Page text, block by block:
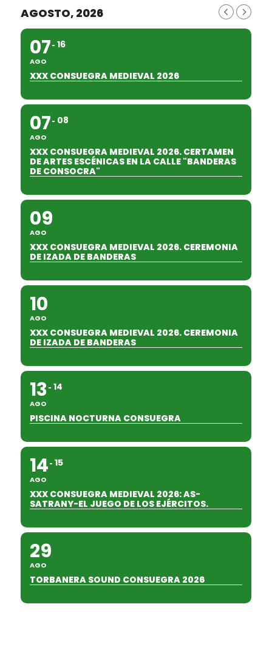
AGOSTO, 2026
07
AGO
16
XXX CONSUEGRA MEDIEVAL 2026
07
AGO
08
XXX CONSUEGRA MEDIEVAL 2026. CERTAMEN
DE ARTES ESCÉNICAS EN LA CALLE "BANDERAS
DE CONSOCRA"
09
AGO
XXX CONSUEGRA MEDIEVAL 2026. CEREMONIA
DE IZADA DE BANDERAS
10
AGO
XXX CONSUEGRA MEDIEVAL 2026. CEREMONIA
DE IZADA DE BANDERAS
13
AGO
14
PISCINA NOCTURNA CONSUEGRA
14
AGO
15
XXX CONSUEGRA MEDIEVAL 2026: AS-
SATRANY-EL JUEGO DE LOS EJÉRCITOS.
29
AGO
TORBANERA SOUND CONSUEGRA 2026